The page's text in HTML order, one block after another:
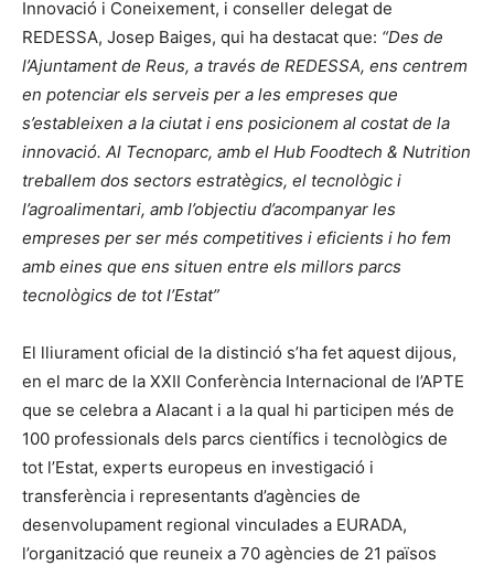
Innovació i Coneixement, i conseller delegat de
REDESSA, Josep Baiges, qui ha destacat que: “Des de
l’Ajuntament de Reus, a través de REDESSA, ens centrem
en potenciar els serveis per a les empreses que
s’estableixen a la ciutat i ens posicionem al costat de la
innovació. Al Tecnoparc, amb el Hub Foodtech & Nutrition
treballem dos sectors estratègics, el tecnològic i
l’agroalimentari, amb l’objectiu d’acompanyar les
empreses per ser més competitives i eficients i ho fem
amb eines que ens situen entre els millors parcs
tecnològics de tot l’Estat”
El lliurament oficial de la distinció s’ha fet aquest dijous,
en el marc de la XXII Conferència Internacional de l’APTE
que se celebra a Alacant i a la qual hi participen més de
100 professionals dels parcs científics i tecnològics de
tot l’Estat, experts europeus en investigació i
transferència i representants d’agències de
desenvolupament regional vinculades a EURADA,
l’organització que reuneix a 70 agències de 21 països